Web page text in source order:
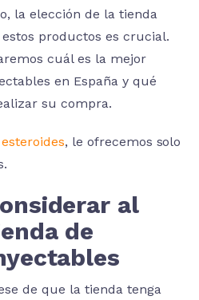
la elección de la tienda
productos es crucial.
cuál es la mejor
en España y qué
su compra.
, le ofrecemos solo
al
de
de que la tienda tenga